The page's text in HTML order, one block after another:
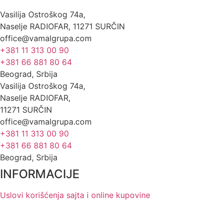
Vasilija Ostroškog 74a,
Naselje RADIOFAR, 11271 SURČIN
office@vamalgrupa.com
+381 11 313 00 90
+381 66 881 80 64
Beograd, Srbija
Vasilija Ostroškog 74a,
Naselje RADIOFAR,
11271 SURČIN
office@vamalgrupa.com
+381 11 313 00 90
+381 66 881 80 64
Beograd, Srbija
INFORMACIJE
Uslovi korišćenja sajta i online kupovine